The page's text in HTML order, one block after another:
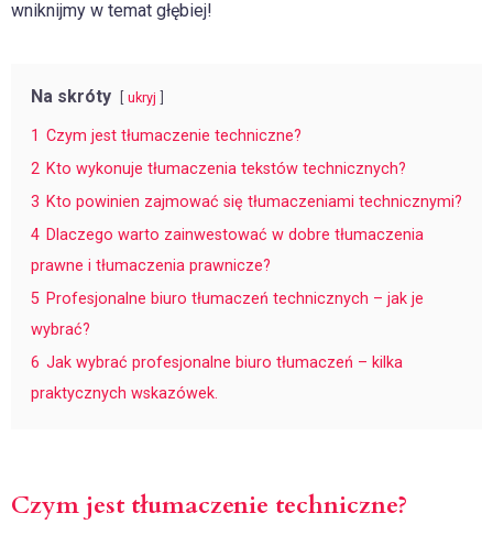
wniknijmy w temat głębiej!
Na skróty ukryj
1 Czym jest tłumaczenie techniczne?
2 Kto wykonuje tłumaczenia tekstów technicznych?
3 Kto powinien zajmować się tłumaczeniami technicznymi?
4 Dlaczego warto zainwestować w dobre tłumaczenia
prawne i tłumaczenia prawnicze?
5 Profesjonalne biuro tłumaczeń technicznych – jak je
wybrać?
6 Jak wybrać profesjonalne biuro tłumaczeń – kilka
praktycznych wskazówek.
Czym jest tłumaczenie techniczne?